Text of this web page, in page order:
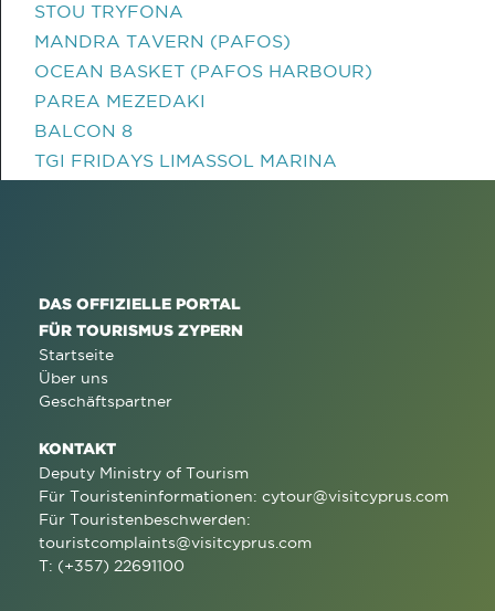
STOU TRYFONA
MANDRA TAVERN (PAFOS)
OCEAN BASKET (PAFOS HARBOUR)
PAREA MEZEDAKI
BALCON 8
TGI FRIDAYS LIMASSOL MARINA
DAS OFFIZIELLE PORTAL
FÜR TOURISMUS ZYPERN
Startseite
Über uns
Geschäftspartner
KONTAKT
Deputy Ministry of Tourism
Für Touristeninformationen: cytour@visitcyprus.com
Für Touristenbeschwerden:
touristcomplaints@visitcyprus.com
T: (+357) 22691100